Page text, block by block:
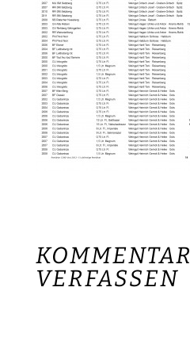
KOMMENTAR
VERFASSEN